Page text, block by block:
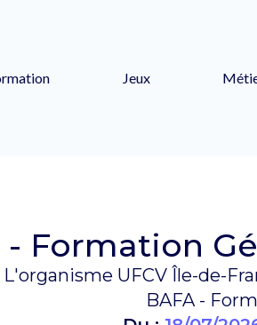
Jeux
- Formation
L'organisme UFCV Île-de-
BAFA -